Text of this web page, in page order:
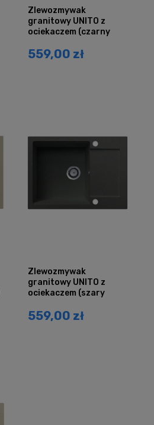
Zlewozmywak
granitowy UNITO z
ociekaczem (czarny
559,00 zł
Zlewozmywak
granitowy UNITO z
ociekaczem (szary
559,00 zł